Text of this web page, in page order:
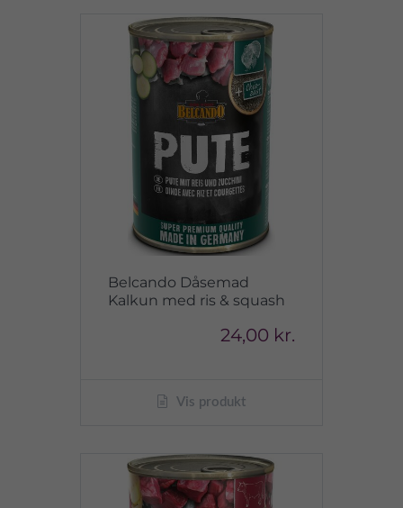
Belcando Dåsemad
Kalkun med ris & squash
24,00 kr.
Vis produkt